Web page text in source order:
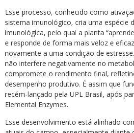
Esse processo, conhecido como
sistema imunológico, cria uma espécie
imunológica, pelo qual a planta
e responde de forma mais veloz e
novamente a uma condição de
não interfere negativamente no
compromete o rendimento final,
desempenho produtivo. É assim que
recém-lançado pela UPL Brasil, após
Elemental Enzymes.
Esse desenvolvimento está alinhado